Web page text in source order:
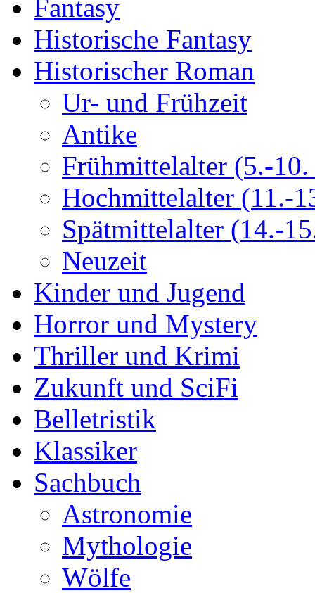
Fantasy
Historische Fantasy
Historischer Roman
Ur- und Frühzeit
Antike
Frühmittelalter (5.-10.
Hochmittelalter (11.-
Spätmittelalter (14.-
Neuzeit
Kinder und Jugend
Horror und Mystery
Thriller und Krimi
Zukunft und SciFi
Belletristik
Klassiker
Sachbuch
Astronomie
Mythologie
Wölfe